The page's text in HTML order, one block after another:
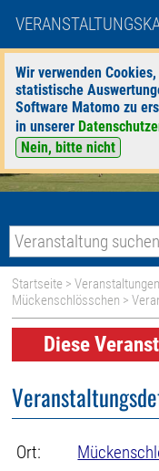
Wir verwenden
statistische
Software Matomo zu
in unserer
Nein, bitte nicht
Startseite >Veranstaltungen
Mückenschlösschen >
Diese
Ort: